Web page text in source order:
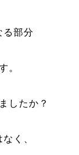
る部分
。
したか？
く、